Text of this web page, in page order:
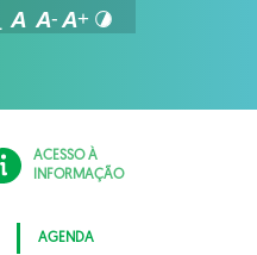
ACESSO À
INFORMAÇÃO
AGENDA